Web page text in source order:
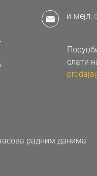
и-мејл:
слати
радним данима